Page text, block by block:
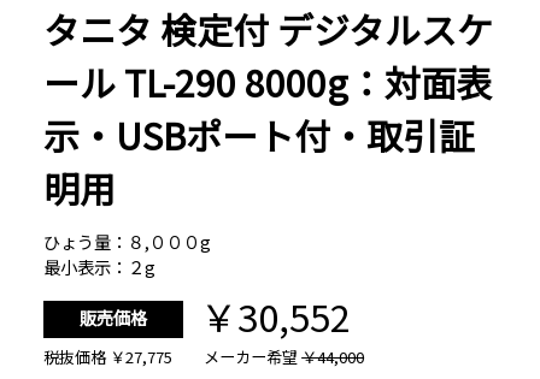
タニタ 検定付 デジタルスケ
ール TL-290 8000g：対面表
示・USBポート付・取引証
明用
ひょう量：８,０００g
最小表示：２g
販売価格 ￥30,552
税抜価格 ￥27,775 メーカー希望￥44,000